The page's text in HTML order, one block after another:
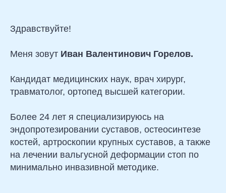
Здравствуйте!
Меня зовут Иван Валентинович Горелов.
Кандидат медицинских наук, врач хирург,
травматолог, ортопед высшей категории.
Более 24 лет я специализируюсь на
эндопротезировании суставов, остеосинтезе
костей, артроскопии крупных суставов, а также
на лечении вальгусной деформации стоп по
минимально инвазивной методике.